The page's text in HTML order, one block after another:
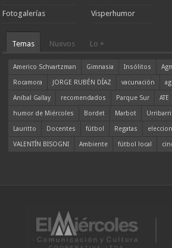
Fotogalerías Visperhumor
Temas Nuevos Lo +
Americo Schvartzman Gimnasia Insólitos
Rocamora
JORGE RUBÉN DÍAZ vacunación
Aníbal Gallay
recomendados Parque Sur ATE
humor de Miércoles
Bordet Marbot Urribarri
Lauritto
Docentes fútbol Regatas
VALENTÍN BISOGNI
Ambiente fútbol local